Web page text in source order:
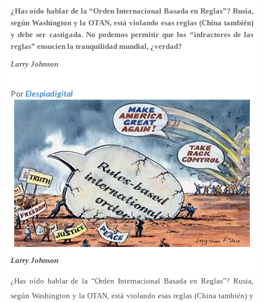
¿Has oído hablar de la “Orden Internacional Basada en Reglas”? Rusia,
según Washington y la OTAN, está violando esas reglas (China también)
y debe ser castigada. No podemos permitir que los “infractores de las
reglas” ensucien la tranquilidad mundial, ¿verdad?
Larry Johnson
PorElespiadigital
Larry Johnson
¿Has oído hablar de la “Orden Internacional Basada en Reglas”? Rusia,
según Washington y la OTAN, está violando esas reglas (China también) y